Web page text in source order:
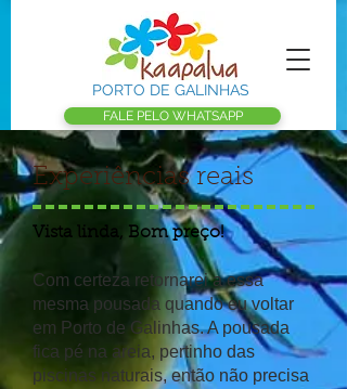
PORTO DE GALINHAS
FALE PELO WHATSAPP
Experiências reais
Vista linda, Bom preço!
Com certeza retornarei a essa
mesma pousada quando eu voltar
em Porto de Galinhas. A pousada
fica pé na areia, pertinho das
piscinas naturais, então não precisa